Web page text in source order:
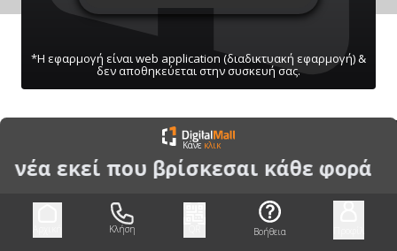
ΠΑΤΗΣΤΕ ΓΙΑ ΝΑ ΛΑΒΕΤΕ ΕΙΔΟΠΟΙΗΣΕΙΣ
Μπορείτε να κάνετε ανά πάσα στιγμή σίγαση/
ενεργοποίηση μέσω του κουμπιού
Κάνε κλικ
εκεί που βρίσκεσαι κάθε φορά
Κλήση Βοήθεια
*Η εφαρμογή είναι web application (διαδικτυακή εφαρμογή) &
δεν αποθηκεύεται στην συσκευή σας.